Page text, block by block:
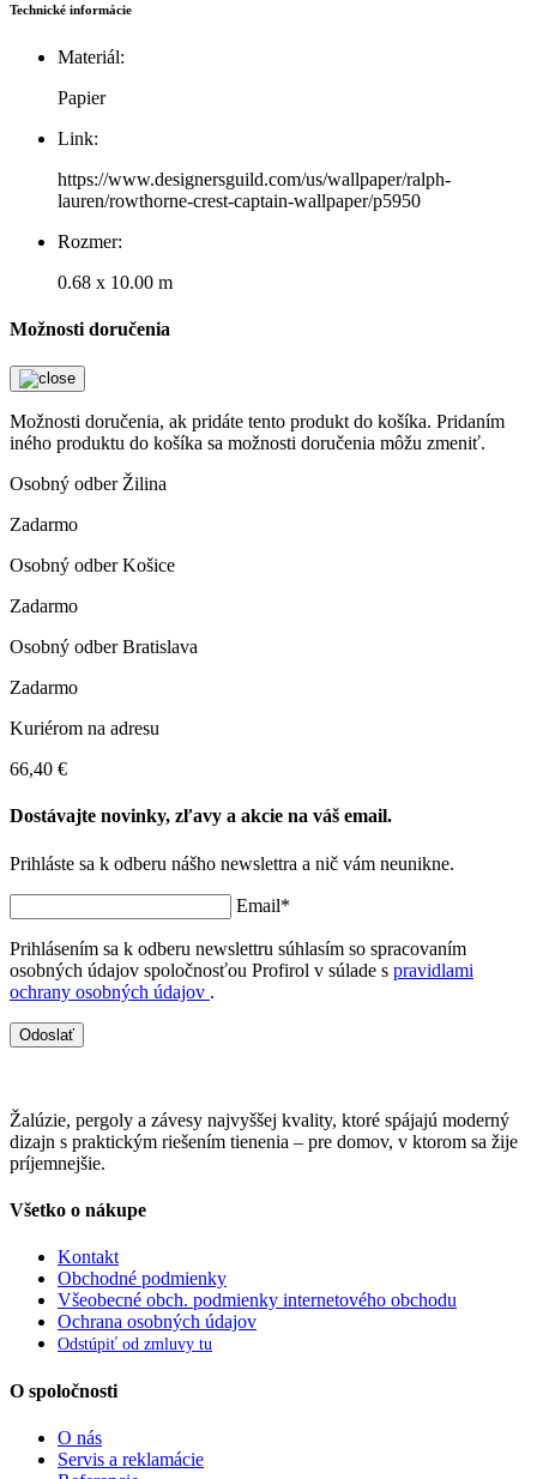
Technické informácie
Materiál:
Papier
Link:
https://www.designersguild.com/us/wallpaper/ralph-
lauren/rowthorne-crest-captain-wallpaper/p5950
Rozmer:
0.68 x 10.00 m
Možnosti doručenia
Možnosti doručenia, ak pridáte tento produkt do košíka. Pridaním
iného produktu do košíka sa možnosti doručenia môžu zmeniť.
Osobný odber Žilina
Zadarmo
Osobný odber Košice
Zadarmo
Osobný odber Bratislava
Zadarmo
Kuriérom na adresu
66,40 €
Dostávajte novinky, zľavy a akcie na váš email.
Prihláste sa k odberu nášho newslettra a nič vám neunikne.
Email*
Prihlásením sa k odberu newslettru súhlasím so spracovaním
osobných údajov spoločnosťou Profirol v súlade s pravidlami
ochrany osobných údajov .
Odoslať
Žalúzie, pergoly a závesy najvyššej kvality, ktoré spájajú moderný
dizajn s praktickým riešením tienenia – pre domov, v ktorom sa žije
príjemnejšie.
Všetko o nákupe
Kontakt
Obchodné podmienky
Všeobecné obch. podmienky internetového obchodu
Ochrana osobných údajov
Odstúpiť od zmluvy tu
O spoločnosti
O nás
Servis a reklamácie